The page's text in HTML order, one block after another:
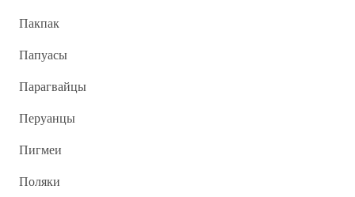
Пакпак
Папуасы
Парагвайцы
Перуанцы
Пигмеи
Поляки